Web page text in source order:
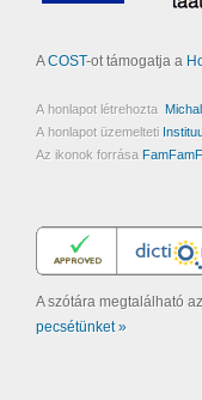
ACOST-ot támogatja a
A honlapot létrehozta
A honlapot üzemelteti
Az ikonok forrása
A szótára megtalálható
pecsétünket »